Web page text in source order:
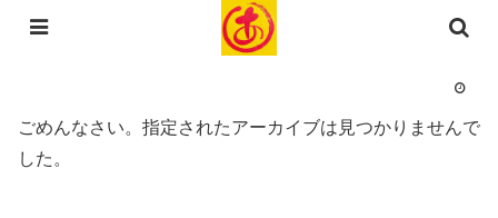
コンテンツへスキップ
ごめんなさい。指定されたアーカイブは見つかりませんで
した。